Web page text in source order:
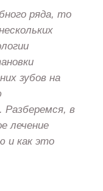
ряда, то
зубов на
Разберемся, в
лечение
и как это